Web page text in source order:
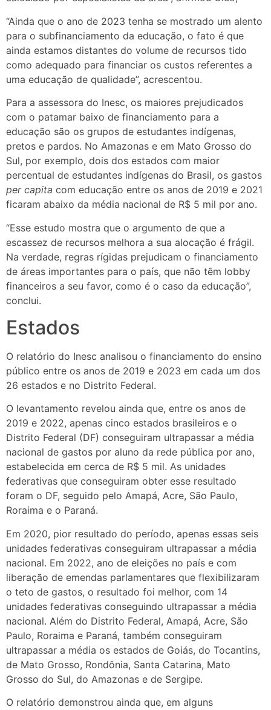
“Ainda que o ano de 2023 tenha se mostrado um alento
para o subfinanciamento da educação, o fato é que
ainda estamos distantes do volume de recursos tido
como adequado para financiar os custos referentes a
uma educação de qualidade”, acrescentou.
Para a assessora do Inesc, os maiores prejudicados
com o patamar baixo de financiamento para a
educação são os grupos de estudantes indígenas,
pretos e pardos. No Amazonas e em Mato Grosso do
Sul, por exemplo, dois dos estados com maior
percentual de estudantes indígenas do Brasil, os gastos
per capita com educação entre os anos de 2019 e 2021
ficaram abaixo da média nacional de R$ 5 mil por ano.
“Esse estudo mostra que o argumento de que a
escassez de recursos melhora a sua alocação é frágil.
Na verdade, regras rígidas prejudicam o financiamento
de áreas importantes para o país, que não têm lobby
financeiros a seu favor, como é o caso da educação”,
conclui.
Estados
O relatório do Inesc analisou o financiamento do ensino
público entre os anos de 2019 e 2023 em cada um dos
26 estados e no Distrito Federal.
O levantamento revelou ainda que, entre os anos de
2019 e 2022, apenas cinco estados brasileiros e o
Distrito Federal (DF) conseguiram ultrapassar a média
nacional de gastos por aluno da rede pública por ano,
estabelecida em cerca de R$ 5 mil. As unidades
federativas que conseguiram obter esse resultado
foram o DF, seguido pelo Amapá, Acre, São Paulo,
Roraima e o Paraná.
Em 2020, pior resultado do período, apenas essas seis
unidades federativas conseguiram ultrapassar a média
nacional. Em 2022, ano de eleições no país e com
liberação de emendas parlamentares que flexibilizaram
o teto de gastos, o resultado foi melhor, com 14
unidades federativas conseguindo ultrapassar a média
nacional. Além do Distrito Federal, Amapá, Acre, São
Paulo, Roraima e Paraná, também conseguiram
ultrapassar a média os estados de Goiás, do Tocantins,
de Mato Grosso, Rondônia, Santa Catarina, Mato
Grosso do Sul, do Amazonas e de Sergipe.
O relatório demonstrou ainda que, em alguns